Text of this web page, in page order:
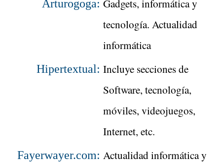
Arturogoga: Gadgets, informática y
tecnología. Actualidad
informática
Hipertextual: Incluye secciones de
Software, tecnología,
móviles, videojuegos,
Internet, etc.
Fayerwayer.com: Actualidad informática y